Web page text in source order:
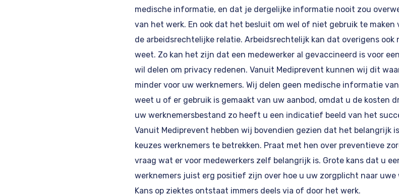
medische informatie, en dat je dergelijke informatie nooit zou
van het werk. En ook dat het besluit om wel of niet gebruik te
de arbeidsrechtelijke relatie. Arbeidsrechtelijk kan dat overigens
weet. Zo kan het zijn dat een medewerker al gevaccineerd is voor
wil delen om privacy redenen. Vanuit Mediprevent kunnen wij dit
minder voor uw werknemers. Wij delen geen medische informatie
weet u of er gebruik is gemaakt van uw aanbod, omdat u de kosten
uw werknemersbestand zo heeft u een indicatief beeld van het
Vanuit Mediprevent hebben wij bovendien gezien dat het belangrijk
keuzes werknemers te betrekken. Praat met hen over preventieve
vraag wat er voor medewerkers zelf belangrijk is. Grote kans dat u
werknemers juist erg positief zijn over hoe u uw zorgplicht naar
Kans op ziektes ontstaat immers deels via of door het werk.